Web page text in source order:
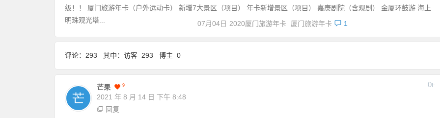
级！！ 厦门旅游年卡（户外运动卡） 新增7大景区（项目） 年卡新增景区（项目） 嘉庚剧院（含观剧） 金厦环鼓游 海上
明珠观光塔...
07月04日 2020厦门旅游年卡 厦门旅游年卡 1
评论：293 其中：访客 293 博主 0
芒果 9
2021 年 8 月 14 日 下午 8:48
0F
回复